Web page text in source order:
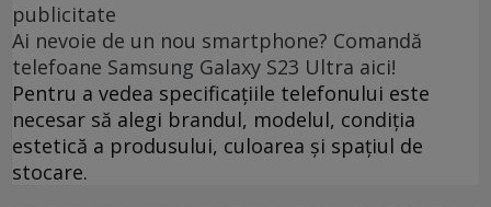
publicitate
Ai nevoie de un nou smartphone? Comandă
telefoane Samsung Galaxy S23 Ultra aici!
Pentru a vedea specificațiile telefonului este
necesar să alegi brandul, modelul, condiția
estetică a produsului, culoarea și spațiul de
stocare.